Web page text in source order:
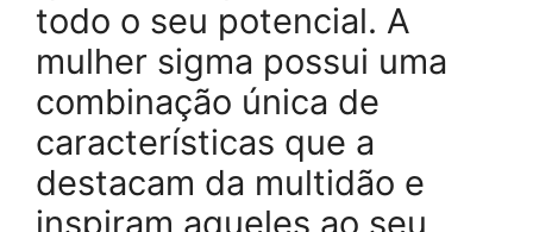
todo o seu potencial. A
mulher sigma possui uma
combinação única de
características que a
destacam da multidão e
inspiram aqueles ao seu